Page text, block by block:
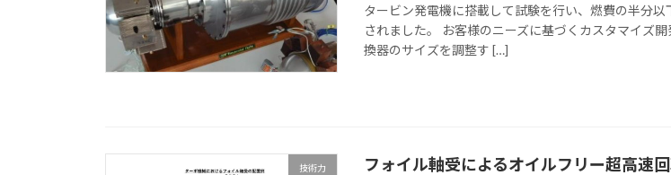
タービン発電機に搭載して試験を行い、燃費の半分以
されました。 お客様のニーズに基づくカスタマイズ
換器のサイズを調整す […]
技術力 フォイル軸受によるオイルフリー超高速